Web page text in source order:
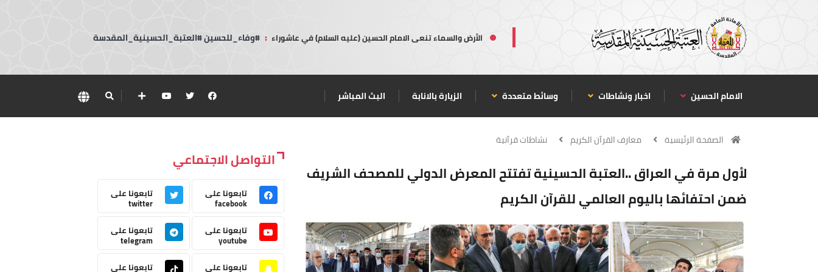
الأرض والسماء تنعى الامام الحسين (عليه السلام) في عاشوراء : #وفاء_للحسين #العتبة_الحسينية_المقدسة
الامام الحسين اخبار ونشاطات وسائط متعددة الزيارة بالانابة البث المباشر
الصفحة الرئيسية معارف القرآن الكريم نشاطات قرآنية
لأول مرة في العراق ..العتبة الحسينية تفتتح المعرض الدولي للمصحف الشريف
ضمن احتفائها باليوم العالمي للقرآن الكريم
التواصل الاجتماعي
تابعونا على
facebook
تابعونا على
twitter
تابعونا على
youtube
تابعونا على
telegram
تابعونا على
تابعونا على